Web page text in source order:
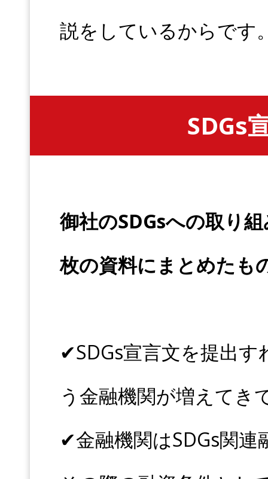
説をしているからです
SDGs
御社のSDGsへの取り
枚の資料にまとめたも
✔︎SDGs宣言文を提出
う金融機関が増えてき
✔︎金融機関はSDGs関